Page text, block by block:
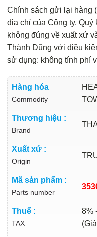
Chính sách gửi lại hàng
địa chỉ của Công ty. Quý
không đúng về xuất xứ
Thành Dũng với điều
sử dụng: không tính phí
Hàng hóa
Commodity
Thương hiệu :
Brand
Xuất xứ :
Origin
Mã sản phẩm :
Parts number
Thuế :
TAX
8%